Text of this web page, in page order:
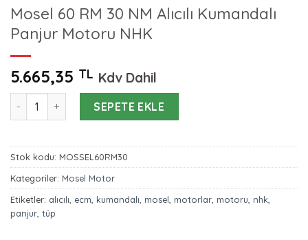
Mosel 60 RM 30 NM Alıcılı Kumandalı
Panjur Motoru NHK
5.665,35 TL Kdv Dahil
Mosel 60 RM 30 NM Alıcılı Kumandalı Panjur Motoru NHK
SEPETE EKLE
Stok kodu: MOSSEL60RM30
Kategoriler: Mosel Motor
Etiketler: alıcılı ecm kumandalı mosel motorlar motoru nhk
panjur tüp